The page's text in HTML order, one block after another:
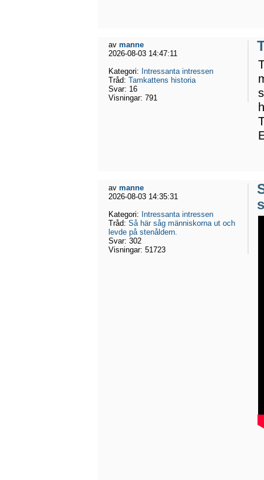
av manne
2026-08-03 14:47:11
Kategori: Intressanta intressen
Tråd: Tamkattens historia
Svar: 16
Visningar: 791
av manne
2026-08-03 14:35:31
Kategori: Intressanta intressen
Tråd: Så här såg människorna ut och
levde på stenåldern.
Svar: 302
Visningar: 51723